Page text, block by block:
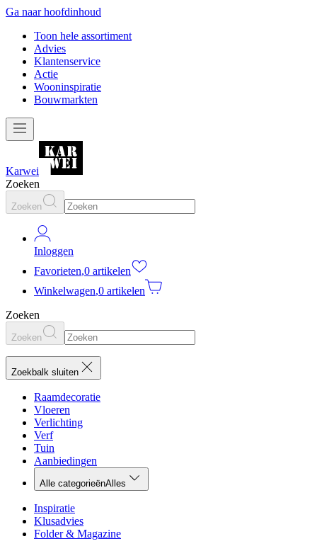
Ga naar hoofdinhoud
Toon hele assortiment
Advies
Klantenservice
Actie
Wooninspiratie
Bouwmarkten
Karwei
Zoeken
Zoeken
Inloggen
Favorieten,0 artikelen
Winkelwagen,0 artikelen
Zoeken
Zoeken
Zoekbalk sluiten
Raamdecoratie
Vloeren
Verlichting
Verf
Tuin
Aanbiedingen
Alle categorieënAlles
Inspiratie
Klusadvies
Folder & Magazine